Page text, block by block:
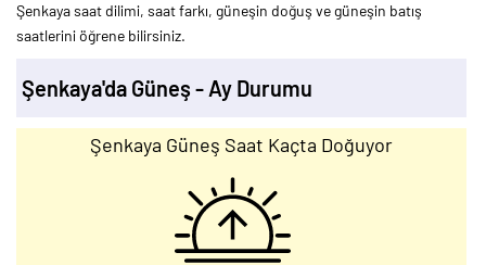
Şenkaya saat dilimi, saat farkı, güneşin doğuş ve güneşin batış
saatlerini öğrene bilirsiniz.
Şenkaya'da Güneş - Ay Durumu
Şenkaya Güneş Saat Kaçta Doğuyor